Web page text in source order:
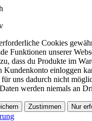
Cookies
Funktionen unserer
dass du Produkte im
Kundenkonto einloggen
uns dadurch nicht
werden niemals an
Zustimmen Nur